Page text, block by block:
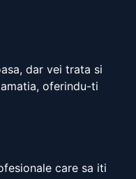
dar vei trata si
oferindu-ti
care sa iti